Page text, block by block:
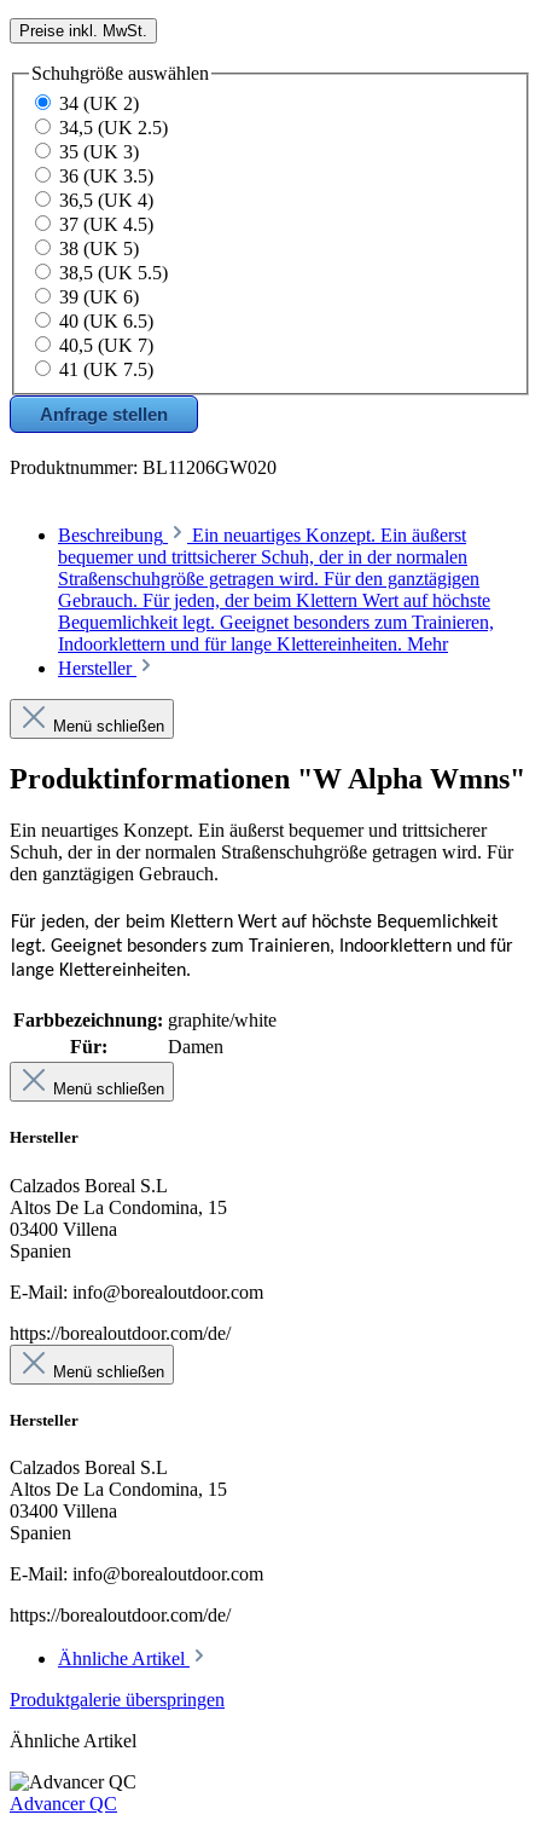
Preise inkl. MwSt.
Schuhgröße auswählen
34 (UK 2)
34,5 (UK 2.5)
35 (UK 3)
36 (UK 3.5)
36,5 (UK 4)
37 (UK 4.5)
38 (UK 5)
38,5 (UK 5.5)
39 (UK 6)
40 (UK 6.5)
40,5 (UK 7)
41 (UK 7.5)
Anfrage stellen
Produktnummer: BL11206GW020
Beschreibung
Ein neuartiges Konzept. Ein äußerst
bequemer und trittsicherer Schuh, der in der normalen
Straßenschuhgröße getragen wird. Für den ganztägigen
Gebrauch. Für jeden, der beim Klettern Wert auf höchste
Bequemlichkeit legt. Geeignet besonders zum Trainieren,
Indoorklettern und für lange Klettereinheiten. Mehr
Hersteller
Menü schließen
Produktinformationen "W Alpha Wmns"
Ein neuartiges Konzept. Ein äußerst bequemer und trittsicherer
Schuh, der in der normalen Straßenschuhgröße getragen wird. Für
den ganztägigen Gebrauch.
Für jeden, der beim Klettern Wert auf höchste Bequemlichkeit
legt. Geeignet besonders zum Trainieren, Indoorklettern und für
lange Klettereinheiten.
Farbbezeichnung: graphite/white
Für:
Damen
Menü schließen
Hersteller
Calzados Boreal S.L
Altos De La Condomina, 15
03400 Villena
Spanien
E-Mail: info@borealoutdoor.com
https://borealoutdoor.com/de/
Menü schließen
Hersteller
Calzados Boreal S.L
Altos De La Condomina, 15
03400 Villena
Spanien
E-Mail: info@borealoutdoor.com
https://borealoutdoor.com/de/
Ähnliche Artikel
Produktgalerie überspringen
Ähnliche Artikel
Advancer QC